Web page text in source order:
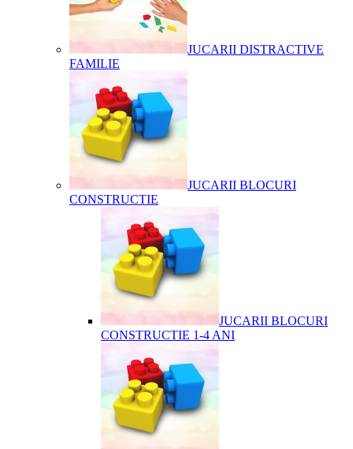
JUCARII DISTRACTIVE
FAMILIE
JUCARII BLOCURI
CONSTRUCTIE
JUCARII BLOCURI
CONSTRUCTIE 1-4 ANI